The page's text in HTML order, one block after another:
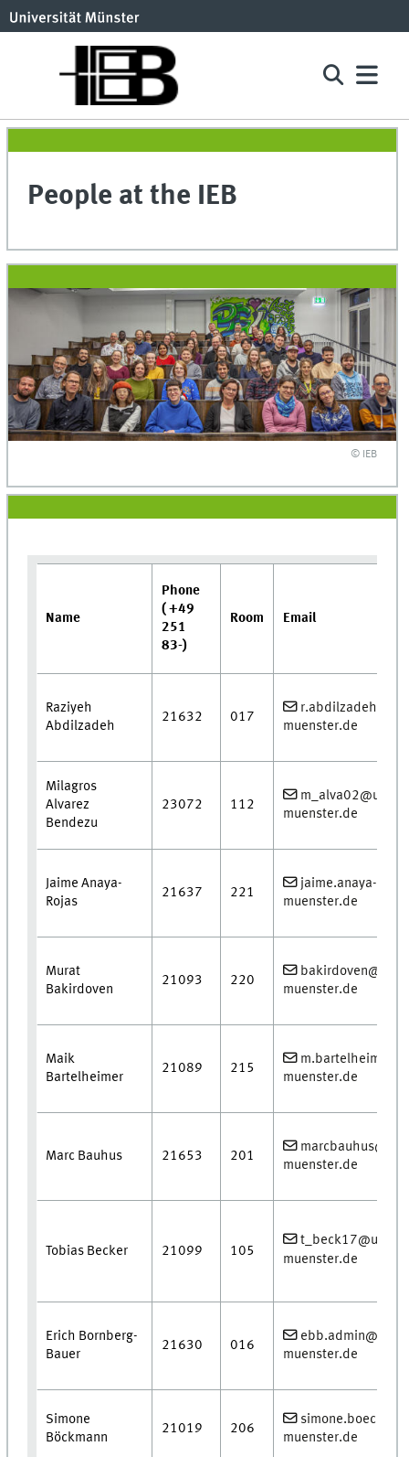
People at the IEB
© IEB
Name
Phone
( +49
251
83-)
Room Email
Raziyeh
Abdilzadeh
21632 017
muenster.de
Milagros
Alvarez
Bendezu
23072 112
m_alva02@uni-
muenster.de
Jaime Anaya-
Rojas
21637 221
jaime.anaya-
muenster.de
Murat
Bakirdoven
21093 220
bakirdoven@uni-
muenster.de
Maik
Bartelheimer
21089 215
muenster.de
Marc Bauhus 21653 201
marcbauhus@uni-
muenster.de
Tobias Becker 21099 105
t_beck17@uni-
muenster.de
Erich Bornberg-
Bauer
21630 016
ebb.admin@uni-
muenster.de
Simone
Böckmann
21019 206
muenster.de